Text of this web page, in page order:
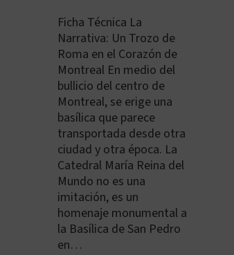
Ficha Técnica La
Narrativa: Un Trozo de
Roma en el Corazón de
Montreal En medio del
bullicio del centro de
Montreal, se erige una
basílica que parece
transportada desde otra
ciudad y otra época. La
Catedral María Reina del
Mundo no es una
imitación, es un
homenaje monumental a
la Basílica de San Pedro
en…